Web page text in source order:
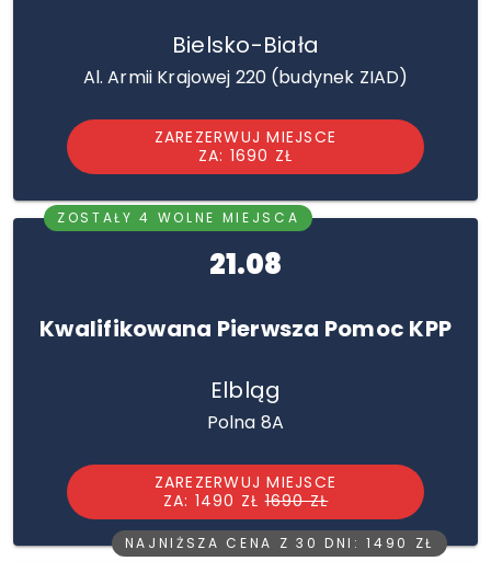
Bielsko-Biała
Al. Armii Krajowej 220 (budynek ZIAD)
ZAREZERWUJ MIEJSCE
ZA: 1690 ZŁ
ZOSTAŁY 4 WOLNE MIEJSCA
21.08
Kwalifikowana Pierwsza Pomoc KPP
Elbląg
Polna 8A
ZAREZERWUJ MIEJSCE
ZA: 1490 ZŁ1690 ZŁ
NAJNIŻSZA CENA Z 30 DNI: 1490 ZŁ